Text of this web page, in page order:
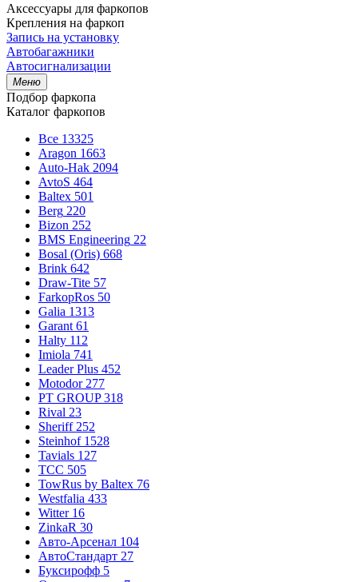
Аксессуары для фаркопов
Крепления на фаркоп
Запись на установку
Автобагажники
Автосигнализации
Меню
Подбор фаркопа
Каталог фаркопов
Все 13325
Aragon 1663
Auto-Hak 2094
AvtoS 464
Baltex 501
Berg 220
Bizon 252
BMS Engineering 22
Bosal (Oris) 668
Brink 642
Draw-Tite 57
FarkopRos 50
Galia 1313
Garant 61
Halty 112
Imiola 741
Leader Plus 452
Motodor 277
PT GROUP 318
Rival 23
Sheriff 252
Steinhof 1528
Tavials 127
TCC 505
TowRus by Baltex 76
Westfalia 433
Witter 16
ZinkaR 30
Авто-Арсенал 104
АвтоСтандарт 27
Буксирофф 5